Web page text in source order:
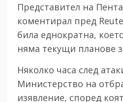
Представител на
коментирал пред
била еднократна,
няма текущи планове
Няколко часа след
Министерство на
изявление, според